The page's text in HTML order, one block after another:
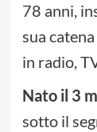
78 anni,
sua
in radio,
Nato il 3
sotto il